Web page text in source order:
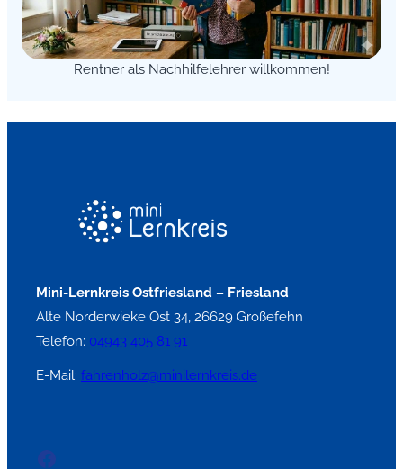
Rentner als Nachhilfelehrer willkommen!
Mini-Lernkreis Ostfriesland – Friesland
Alte Norderwieke Ost 34, 26629 Großefehn
Telefon: 04943 405 81 91
E-Mail: fahrenholz@minilernkreis.de
Facebook